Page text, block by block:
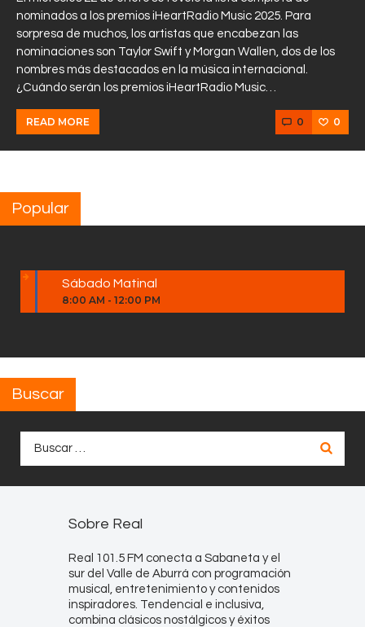
nominados a los premios iHeartRadio Music 2025. Para
sorpresa de muchos, los artistas que encabezan las
nominaciones son Taylor Swift y Morgan Wallen, dos de los
nombres más destacados en la música internacional.
¿Cuándo serán los premios iHeartRadio Music…
READ MORE 0 0
Popular
Sábado Matinal
8:00 AM - 12:00 PM
Buscar
Sobre Real
Real 101.5 FM conecta a Sabaneta y el
sur del Valle de Aburrá con programación
musical, entretenimiento y contenidos
inspiradores. Tendencial e inclusiva,
combina clásicos nostálgicos y éxitos